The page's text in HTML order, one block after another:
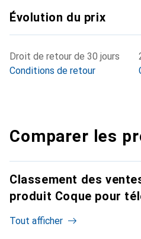
Évolution du prix
Droit de retour de 30 jours
Conditions de retour
Comparer les
Classement des
produit Coque pour
Tout afficher